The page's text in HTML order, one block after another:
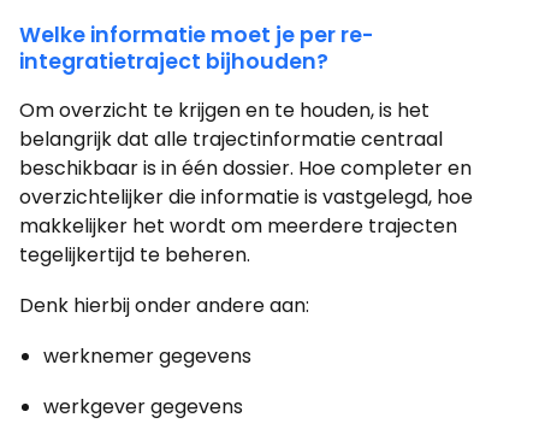
Welke informatie moet je per re-
integratietraject bijhouden?
Om overzicht te krijgen en te houden, is het
belangrijk dat alle trajectinformatie centraal
beschikbaar is in één dossier. Hoe completer en
overzichtelijker die informatie is vastgelegd, hoe
makkelijker het wordt om meerdere trajecten
tegelijkertijd te beheren.
Denk hierbij onder andere aan:
werknemer gegevens
werkgever gegevens